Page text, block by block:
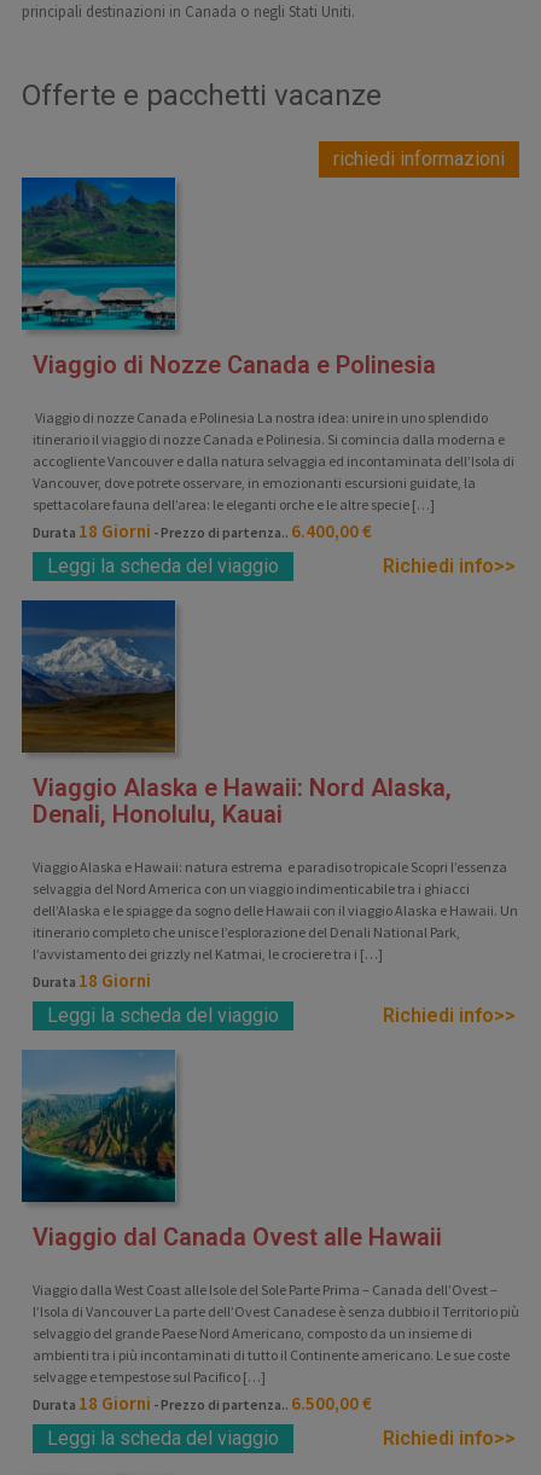
principali destinazioni in Canada o negli Stati Uniti.
Offerte e pacchetti vacanze
richiedi informazioni
Viaggio di Nozze Canada e Polinesia
Viaggio di nozze Canada e Polinesia La nostra idea: unire in uno splendido
itinerario il viaggio di nozze Canada e Polinesia. Si comincia dalla moderna e
accogliente Vancouver e dalla natura selvaggia ed incontaminata dell’Isola di
Vancouver, dove potrete osservare, in emozionanti escursioni guidate, la
spettacolare fauna dell’area: le eleganti orche e le altre specie […]
Durata 18 Giorni - Prezzo di partenza.. 6.400,00 €
Leggi la scheda del viaggio
Richiedi info>>
Viaggio Alaska e Hawaii: Nord Alaska,
Denali, Honolulu, Kauai
Viaggio Alaska e Hawaii: natura estrema e paradiso tropicale Scopri l’essenza
selvaggia del Nord America con un viaggio indimenticabile tra i ghiacci
dell’Alaska e le spiagge da sogno delle Hawaii con il viaggio Alaska e Hawaii. Un
itinerario completo che unisce l’esplorazione del Denali National Park,
l’avvistamento dei grizzly nel Katmai, le crociere tra i […]
Durata 18 Giorni
Leggi la scheda del viaggio
Richiedi info>>
Viaggio dal Canada Ovest alle Hawaii
Viaggio dalla West Coast alle Isole del Sole Parte Prima – Canada dell’Ovest –
l’Isola di Vancouver La parte dell’Ovest Canadese è senza dubbio il Territorio più
selvaggio del grande Paese Nord Americano, composto da un insieme di
ambienti tra i più incontaminati di tutto il Continente americano. Le sue coste
selvagge e tempestose sul Pacifico […]
Durata 18 Giorni - Prezzo di partenza.. 6.500,00 €
Leggi la scheda del viaggio
Richiedi info>>